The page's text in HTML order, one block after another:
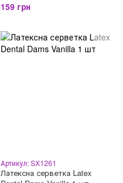
159 грн
Артикул: SX1261
Латексна серветка Latex